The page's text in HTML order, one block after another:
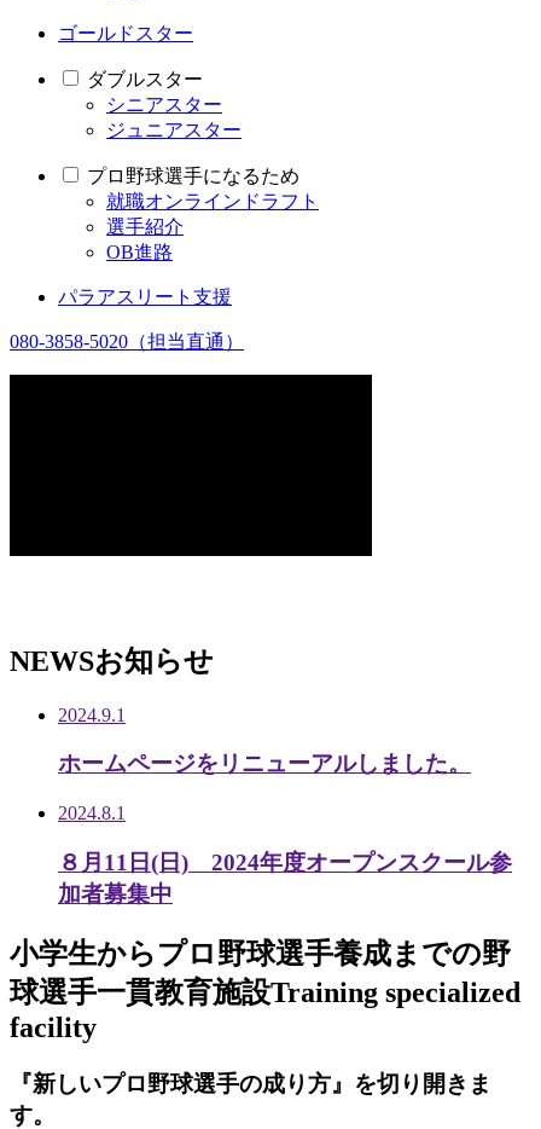
ゴールドスター
ダブルスター
シニアスター
ジュニアスター
プロ野球選手になるため
就職オンラインドラフト
選手紹介
OB進路
パラアスリート支援
080-3858-5020 （担当直通）
NEWSお知らせ
2024.9.1
ホームページをリニューアルしました。
2024.8.1
８月11日(日) 2024年度オープンスクール参
加者募集中
小学生からプロ野球選手養成までの野
球選手一貫教育施設Training specialized
facility
『新しいプロ野球選手の成り方』を切り開きま
す。